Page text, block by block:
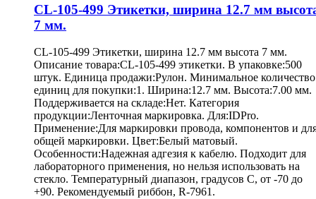
CL-105-499 Этикетки, ширина 12.7 мм
7 мм.
CL-105-499 Этикетки, ширина 12.7 мм высота 7 мм.
Описание товара:CL-105-499 этикетки. В упаковке:500
штук. Единица продажи:Рулон. Минимальное количество
единиц для покупки:1. Ширина:12.7 мм. Высота:7.00 мм.
Поддерживается на складе:Нет. Категория
продукции:Ленточная маркировка. Для:IDPro.
Применение:Для маркировки провода, компонентов и
общей маркировки. Цвет:Белый матовый.
Особенности:Надежная адгезия к кабелю. Подходит для
лабораторного применения, но нельзя использовать на
стекло. Температурный диапазон, градусов С, от -70 до
+90. Рекомендуемый риббон, R-7961.